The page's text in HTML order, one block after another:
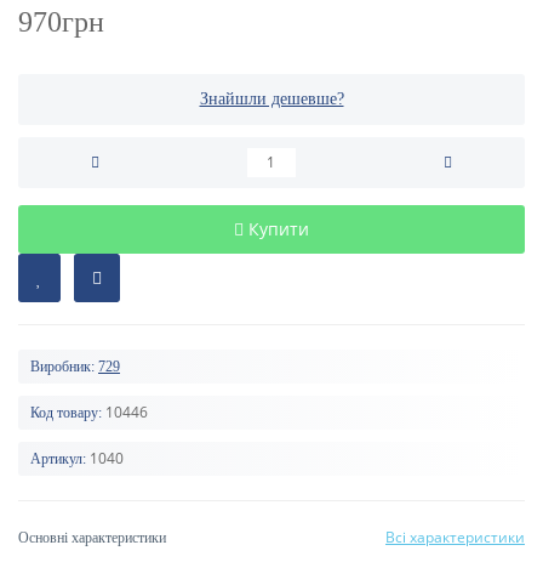
970грн
Знайшли дешевше?
Купити
Виробник: 729
Код товару: 10446
Артикул: 1040
Основні характеристики Всі характеристики